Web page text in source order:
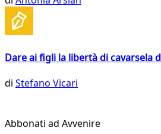
Dare ai figli la libertà di cavarsela
di Stefano Vicari
Abbonati ad Avvenire